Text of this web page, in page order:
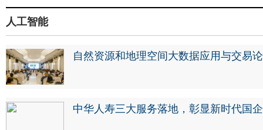
人工智能
自然资源和地理空间大数据应用与交易论
中华人寿三大服务落地，彰显新时代国企